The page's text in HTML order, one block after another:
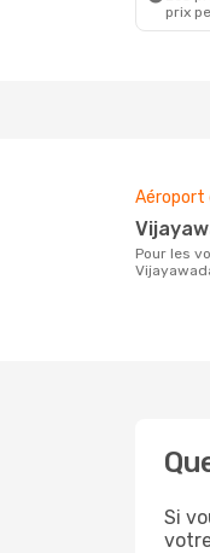
prix
Aéroport
Pour les vols à destination de
Si